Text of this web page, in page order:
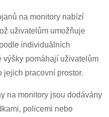
na monitory nabízí
uživatelům umožňuje
individuálních
výšky pomáhají uživatelům
jejich pracovní prostor.
na monitory jsou dodávány
policemi nebo